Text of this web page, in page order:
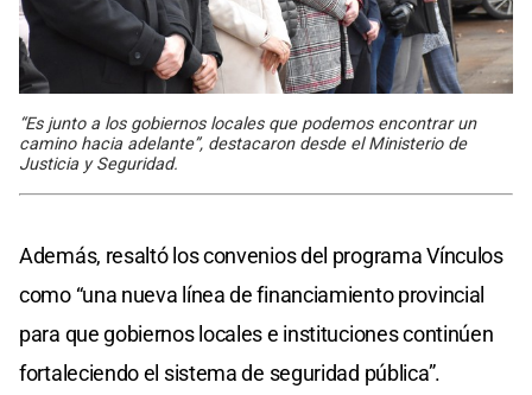
“Es junto a los gobiernos locales que podemos encontrar un
camino hacia adelante”, destacaron desde el Ministerio de
Justicia y Seguridad.
Además, resaltó los convenios del programa Vínculos
como “una nueva línea de financiamiento provincial
para que gobiernos locales e instituciones continúen
fortaleciendo el sistema de seguridad pública”.